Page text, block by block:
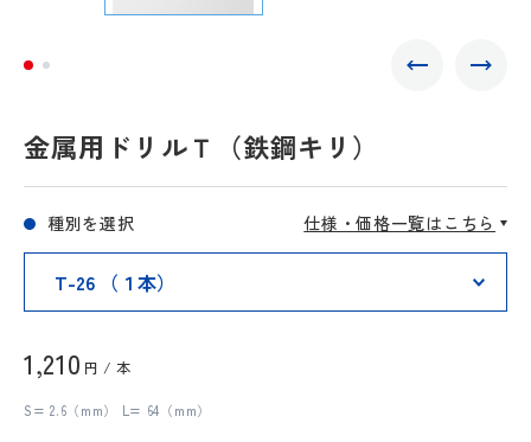
金属用ドリルＴ（鉄鋼キリ）
仕様・価格一覧はこちら
種別を選択
1,210 円 / 本
S= 2.6（mm） L= 64（mm）